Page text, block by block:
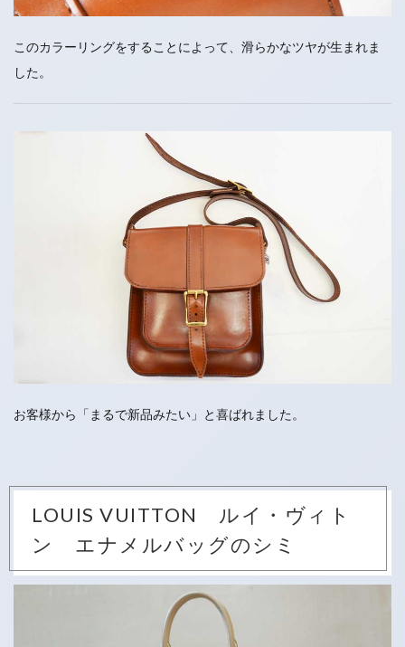
このカラーリングをすることによって、滑らかなツヤが生まれま
した。
お客様から「まるで新品みたい」と喜ばれました。
LOUIS VUITTON ルイ・ヴィト
ン エナメルバッグのシミ